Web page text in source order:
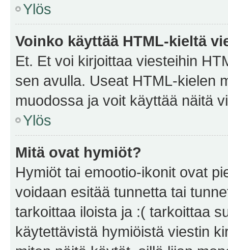
Ylös
Voinko käyttää HTML-kieltä
Et. Et voi kirjoittaa viesteihin
sen avulla. Useat HTML-kielen
muodossa ja voit käyttää näitä
Ylös
Mitä ovat hymiöt?
Hymiöt tai emootio-ikonit ovat
voidaan esitää tunnetta tai
tarkoittaa iloista ja :( tarkoittaa
käytettävistä hymiöistä viestin